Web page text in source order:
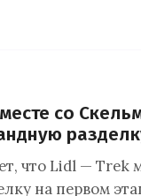
со
что Lidl — Trek
на первом